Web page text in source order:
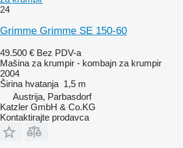
24
Grimme Grimme SE 150-60
49.500 € Bez PDV-a
Mašina za krumpir - kombajn za krumpir
2004
Širina hvatanja 1,5 m
Austrija, Parbasdorf
Katzler GmbH & Co.KG
Kontaktirajte prodavca